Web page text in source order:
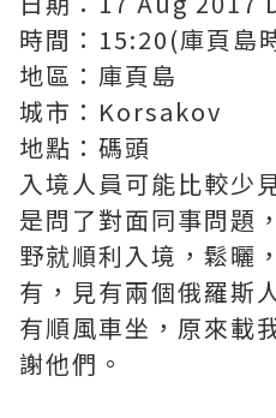
時間：15:20(庫頁島
地區：庫頁島
城市：Korsakov
地點：碼頭
入境人員可能比較
是問了對面同事問題
野就順利入境，鬆曬
有，見有兩個俄羅斯
有順風車坐，原來載
謝他們。